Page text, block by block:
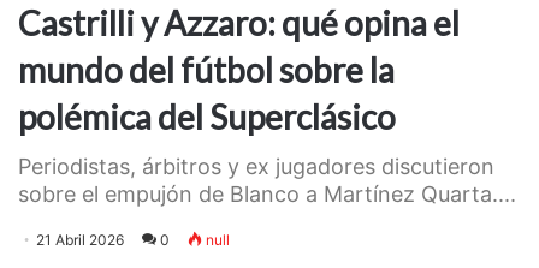
Castrilli y Azzaro: qué opina el
mundo del fútbol sobre la
polémica del Superclásico
Periodistas, árbitros y ex jugadores discutieron
sobre el empujón de Blanco a Martínez Quarta....
21 Abril 2026 0 null